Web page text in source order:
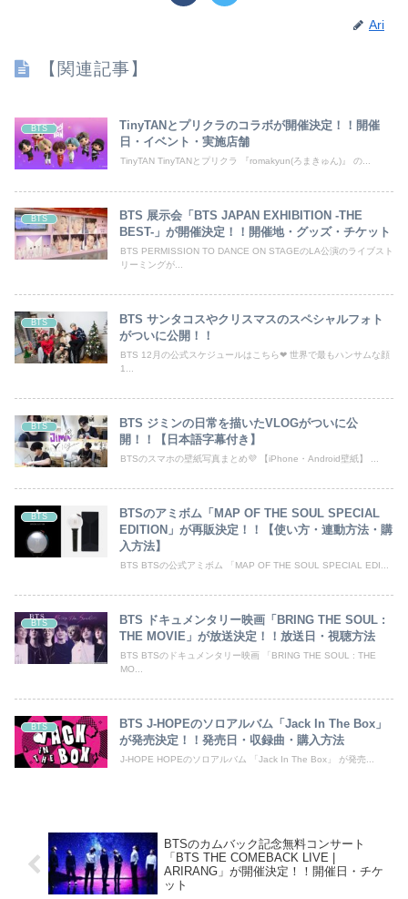
Ari
【関連記事】
BTS
TinyTANとプリクラのコラボが開催決定！！開催
日・イベント・実施店舗
TinyTAN TinyTANとプリクラ 『romakyun(ろまきゅん)』 の...
BTS
BTS 展示会「BTS JAPAN EXHIBITION -THE
BEST-」が開催決定！！開催地・グッズ・チケット
BTS PERMISSION TO DANCE ON STAGEのLA公演のライブスト
リーミングが...
BTS
BTS サンタコスやクリスマスのスペシャルフォト
がついに公開！！
BTS 12月の公式スケジュールはこちら❤︎ 世界で最もハンサムな顔
1...
BTS
BTS ジミンの日常を描いたVLOGがついに公
開！！【日本語字幕付き】
BTSのスマホの壁紙写真まとめ💜 【iPhone・Android壁紙】 ...
BTS
BTSのアミボム「MAP OF THE SOUL SPECIAL
EDITION」が再販決定！！【使い方・連動方法・購
入方法】
BTS BTSの公式アミボム 「MAP OF THE SOUL SPECIAL EDI...
BTS
BTS ドキュメンタリー映画「BRING THE SOUL :
THE MOVIE」が放送決定！！放送日・視聴方法
BTS BTSのドキュメンタリー映画 「BRING THE SOUL : THE
MO...
BTS
BTS J-HOPEのソロアルバム「Jack In The Box」
が発売決定！！発売日・収録曲・購入方法
J-HOPE HOPEのソロアルバム 「Jack In The Box」 が発売...
BTSのカムバック記念無料コンサート
「BTS THE COMEBACK LIVE |
ARIRANG」が開催決定！！開催日・チケ
ット